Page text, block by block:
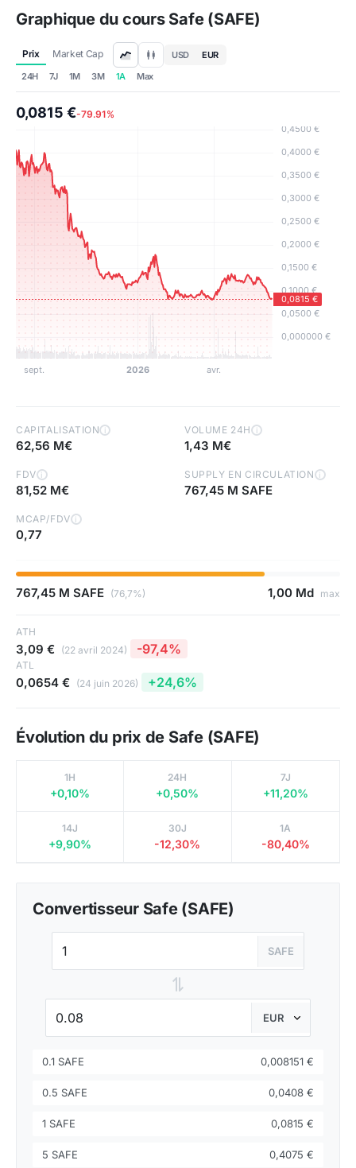
Graphique du cours Safe (SAFE)
Prix Market Cap USD
EUR
24H
7J 1M 3M 1A Max
0,0815 €-79.91%
CAPITALISATION i
62,56 M€
VOLUME 24H i
1,43 M€
FDV i
81,52 M€
SUPPLY EN CIRCULATION i
767,45 M SAFE
MCAP/FDV i
0,77
767,45 M SAFE (76,7%) 1,00 Md max
ATH
3,09 € (22 avril 2024) -97,4%
ATL
0,0654 € (24 juin 2026) +24,6%
Évolution du prix de Safe (SAFE)
1H
+0,10%
24H
+0,50%
7J
+11,20%
14J
+9,90%
30J
-12,30%
1A
-80,40%
Convertisseur Safe (SAFE)
SAFE
⇌
0.1 SAFE 0,008151 €
0.5 SAFE 0,0408 €
1 SAFE 0,0815 €
5 SAFE 0,4075 €